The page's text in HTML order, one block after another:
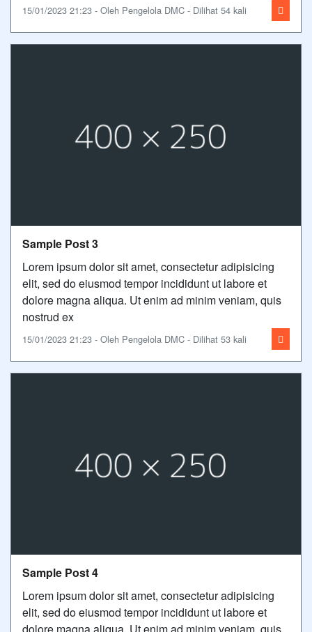
15/01/2023 21:23 - Oleh Pengelola DMC - Dilihat 54 kali
Sample Post 3
Lorem ipsum dolor sit amet, consectetur adipisicing
elit, sed do eiusmod tempor incididunt ut labore et
dolore magna aliqua. Ut enim ad minim veniam, quis
nostrud ex
15/01/2023 21:23 - Oleh Pengelola DMC - Dilihat 53 kali
Sample Post 4
Lorem ipsum dolor sit amet, consectetur adipisicing
elit, sed do eiusmod tempor incididunt ut labore et